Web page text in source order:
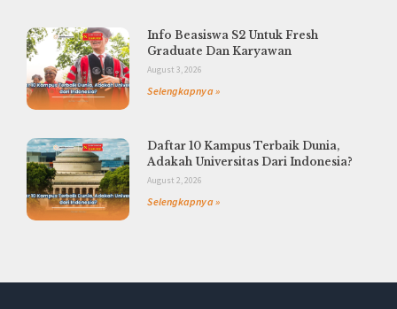
Info Beasiswa S2 Untuk Fresh
Graduate Dan Karyawan
August 3, 2026
Selengkapnya »
Daftar 10 Kampus Terbaik Dunia,
Adakah Universitas Dari Indonesia?
August 2, 2026
Selengkapnya »